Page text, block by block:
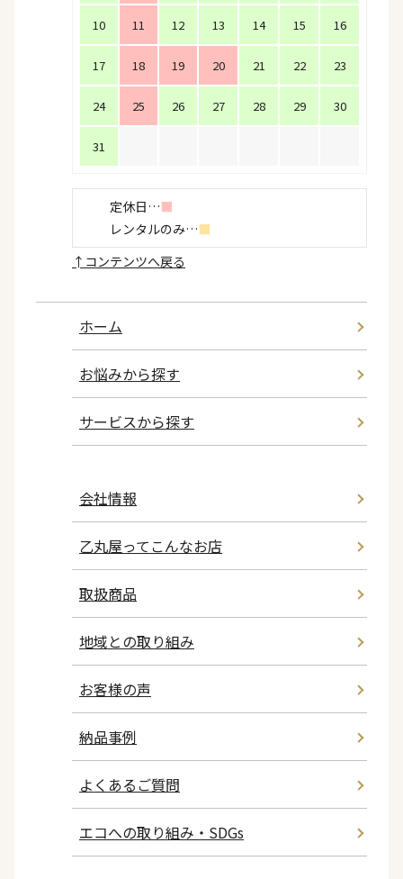
10 11 12 13 14 15 16
17 18 19 20 21 22 23
24 25 26 27 28 29 30
31
定休日…■
レンタルのみ…■
↑ コンテンツへ戻る
ホーム
お悩みから探す
サービスから探す
会社情報
乙丸屋ってこんなお店
取扱商品
地域との取り組み
お客様の声
納品事例
よくあるご質問
エコへの取り組み・SDGs